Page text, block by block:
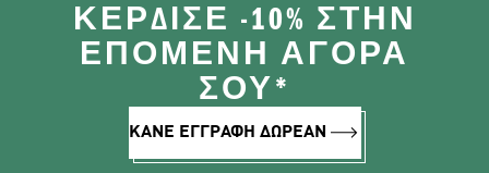
ΚΈΡΔΙΣΕ -10% ΣΤΗΝ
ΕΠΌΜΕΝΗ ΑΓΟΡΆ
ΣΟΥ*
ΚΑΝΕ ΕΓΓΡΑΦΗ ΔΩΡΕΑΝ